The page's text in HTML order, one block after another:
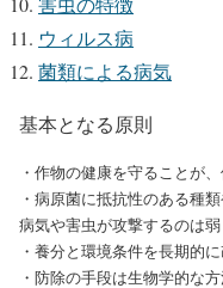
ウィルス病
菌類による病気
基本となる原則
・作物の健康を守ることが、
・病原菌に抵抗性のある種類
病気や害虫が攻撃するのは
・養分と環境条件を長期的
・防除の手段は生物学的な